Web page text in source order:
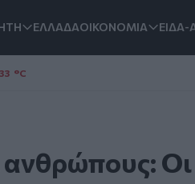
ΕΛΛΑΔΑΟΙΚΟΝΟΜΙΑ
33 °C
Οι